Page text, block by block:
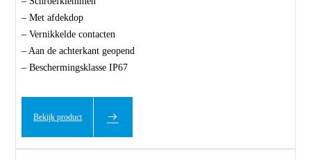
– Met afdekdop
– Vernikkelde contacten
– Aan de achterkant geopend
– Beschermingsklasse IP67
Bekijk product